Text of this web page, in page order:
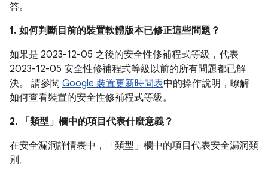
答。
1. 如何判斷目前的裝置軟體版本已修正這些問題？
如果是 2023-12-05 之後的安全性修補程式等級，代表
2023-12-05 安全性修補程式等級以前的所有問題都已解
決。 請參閱 Google 裝置更新時間表中的操作說明，瞭解
如何查看裝置的安全性修補程式等級。
2. 「類型」 欄中的項目代表什麼意義？
在安全漏洞詳情表中，「類型」 欄中的項目代表安全漏洞類
別。